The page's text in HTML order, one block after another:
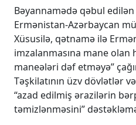
Bəyannamədə qəbul
Ermənistan-Azərbaycan
Xüsusilə, qətnamə ilə
imzalanmasına mane olan
maneələri dəf etməyə”
Təşkilatının üzv dövlətlər
“azad edilmiş ərazilərin
təmizlənməsini”